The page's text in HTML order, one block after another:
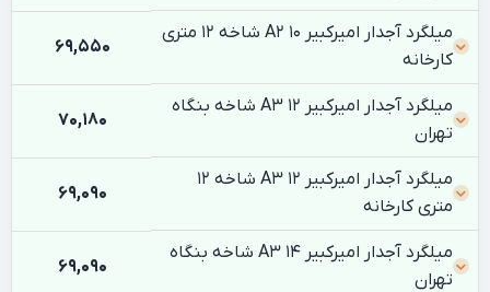
میلگرد آجدار امیرکبیر 10 A2 شاخه 12 متری
کارخانه
69,550
میلگرد آجدار امیرکبیر 12 A3 شاخه بنگاه
تهران
70,180
میلگرد آجدار امیرکبیر 12 A3 شاخه 12
متری کارخانه
69,090
میلگرد آجدار امیرکبیر 14 A3 شاخه بنگاه
تهران
69,090